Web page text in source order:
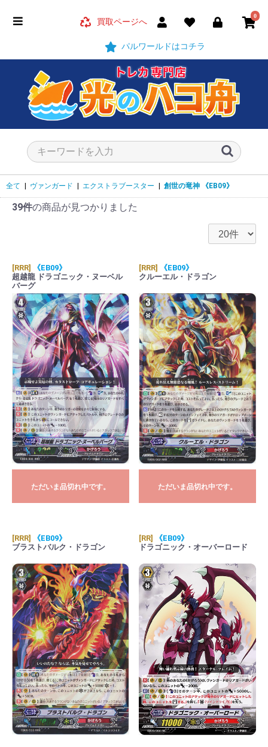
買取ページへ
パルワールドはコチラ
0
全て ヴァンガード エクストラブースター 創世の竜神 《EB09》
39件の商品が見つかりました
[RRR]
《EB09》
超越龍 ドラゴニック・ヌーベル
バーグ
ただいま品切れ中です。
[RRR]
《EB09》
クルーエル・ドラゴン
ただいま品切れ中です。
[RRR]
《EB09》
ブラストバルク・ドラゴン
[RR]
《EB09》
ドラゴニック・オーバーロード